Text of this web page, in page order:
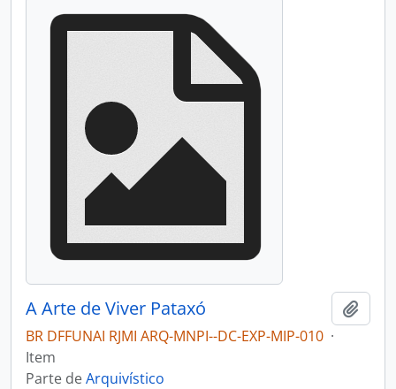
A Arte de Viver Pataxó
BR DFFUNAI RJMI ARQ-MNPI--DC-EXP-MIP-010 ·
Item
Parte deArquivístico